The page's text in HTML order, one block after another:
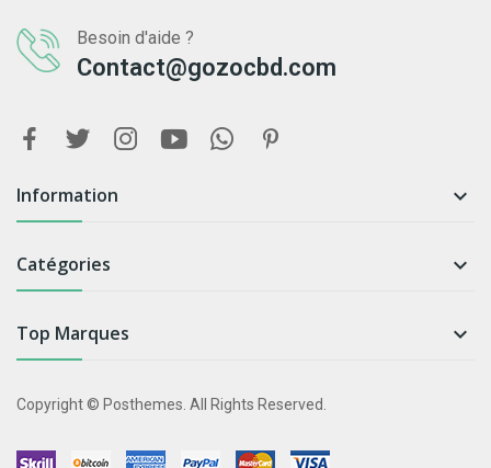
Besoin d'aide ?
Contact@gozocbd.com
Information 
Catégories 
Top Marques 
Copyright © Posthemes. All Rights Reserved.